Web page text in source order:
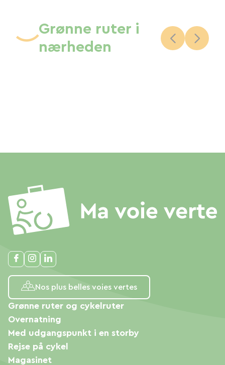
Grønne ruter i
nærheden
Nos plus belles voies vertes
Grønne ruter og cykelruter
Overnatning
Med udgangspunkt i en storby
Rejse på cykel
Magasinet